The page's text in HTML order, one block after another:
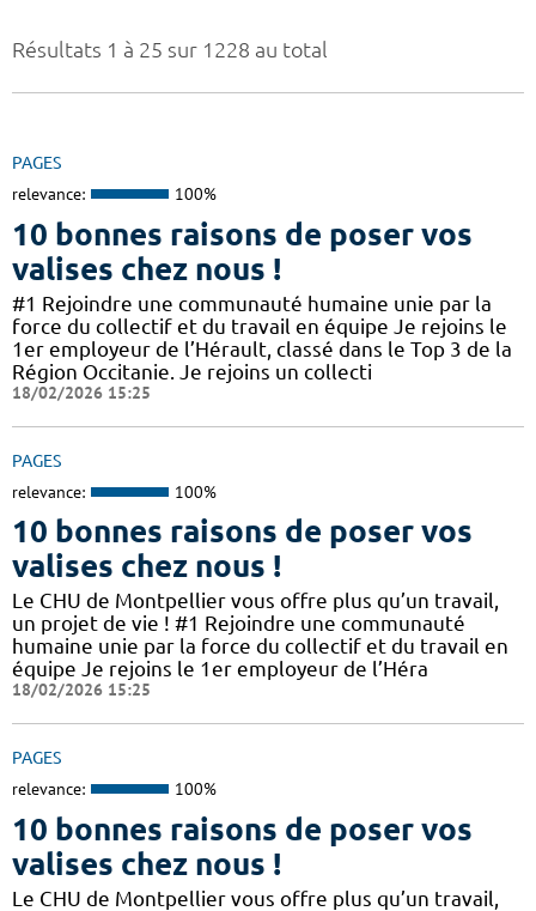
Résultats 1 à 25 sur 1228 au total
PAGES
relevance: 100%
10 bonnes raisons de poser vos
valises chez nous !
#1 Rejoindre une communauté humaine unie par la
force du collectif et du travail en équipe Je rejoins le
1er employeur de l’Hérault, classé dans le Top 3 de la
Région Occitanie. Je rejoins un collecti
18/02/2026 15:25
PAGES
relevance: 100%
10 bonnes raisons de poser vos
valises chez nous !
Le CHU de Montpellier vous offre plus qu’un travail,
un projet de vie ! #1 Rejoindre une communauté
humaine unie par la force du collectif et du travail en
équipe Je rejoins le 1er employeur de l’Héra
18/02/2026 15:25
PAGES
relevance: 100%
10 bonnes raisons de poser vos
valises chez nous !
Le CHU de Montpellier vous offre plus qu’un travail,